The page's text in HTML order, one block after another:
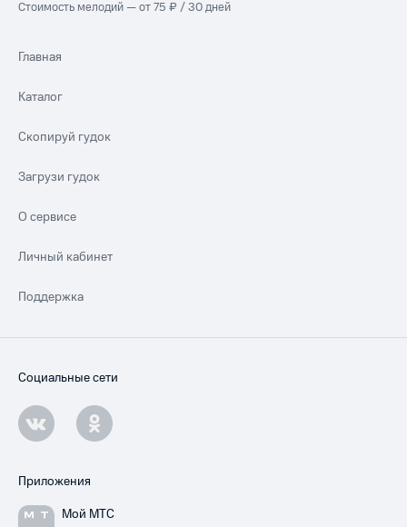
Стоимость мелодий — от 75 ₽ / 30 дней
Главная
Каталог
Скопируй гудок
Загрузи гудок
О сервисе
Личный кабинет
Поддержка
Социальные сети
Приложения
Мой МТС